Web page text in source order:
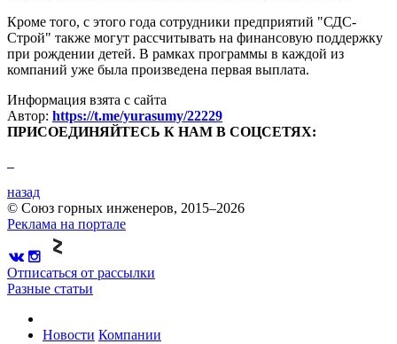
Кроме того, с этого года сотрудники предприятий "СДС-
Строй" также могут рассчитывать на финансовую поддержку
при рождении детей. В рамках программы в каждой из
компаний уже была произведена первая выплата.
Информация взята с сайта
Автор: https://t.me/yurasumy/22229
ПРИСОЕДИНЯЙТЕСЬ К НАМ В СОЦСЕТЯХ:
назад
© Союз горных инженеров, 2015–2026
Реклама на портале
Отписаться от рассылки
Разные статьи
Новости Компании